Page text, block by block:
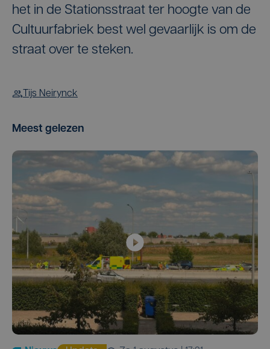
het in de Stationsstraat ter hoogte van de
Cultuurfabriek best wel gevaarlijk is om de
straat over te steken.
Tijs Neirynck
Meest gelezen